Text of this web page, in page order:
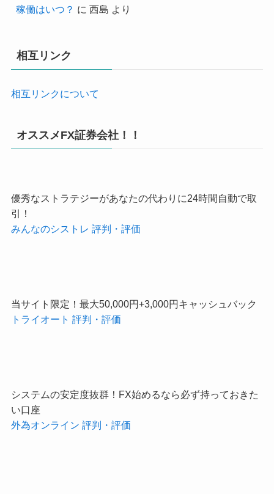
稼働はいつ？ に 西島 より
相互リンク
相互リンクについて
オススメFX証券会社！！
当サイト限定！最大50,000円+3,000円キャッシュバック